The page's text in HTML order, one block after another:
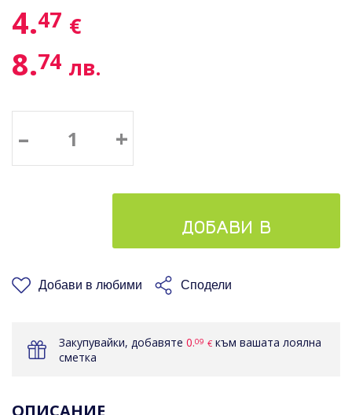
4.47 €
8.74 лв.
– +
ДОБАВИ В
КОШНИЦАТА
Добави в любими Сподели
Закупувайки, добавяте 0.09 € към вашата лоялна
сметка
ОПИСАНИЕ